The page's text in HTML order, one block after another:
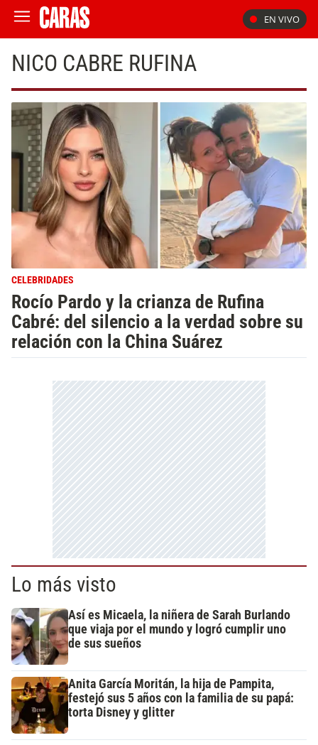
EN VIVO
NICO CABRE RUFINA
CELEBRIDADES
Rocío Pardo y la crianza de Rufina
Cabré: del silencio a la verdad sobre su
relación con la China Suárez
Lo más visto
Así es Micaela, la niñera de Sarah Burlando
que viaja por el mundo y logró cumplir uno
de sus sueños
Anita García Moritán, la hija de Pampita,
festejó sus 5 años con la familia de su papá:
torta Disney y glitter